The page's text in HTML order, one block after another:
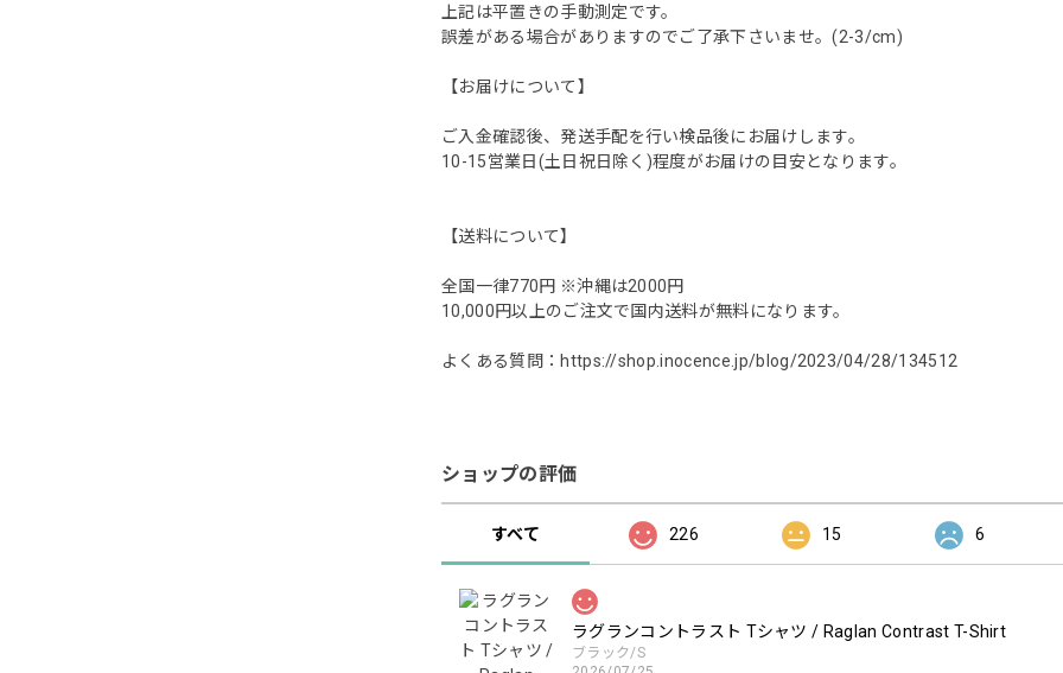
上記は平置きの手動測定です。
誤差がある場合がありますのでご了承下さいませ。(2-3/cm)
【お届けについて】
ご入金確認後、発送手配を行い検品後にお届けします。
10-15営業日(土日祝日除く)程度がお届けの目安となります。
【送料について】
全国一律770円 ※沖縄は2000円
10,000円以上のご注文で国内送料が無料になります。
よくある質問： https://shop.inocence.jp/blog/2023/04/28/134512
ショップの評価
すべて 226 15 6
ラグランコントラスト Tシャツ / Raglan Contrast T-Shirt
ブラック/S